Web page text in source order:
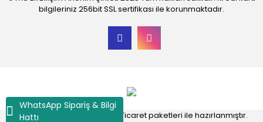
WhatsApp Sipariş & Bilgi
Hattı
bilgileriniz 256bit SSL sertifikası ile korunmaktadır.
IdeaSoft
Akıllı E-Ticaret paketleri ile hazırlanmıştır.